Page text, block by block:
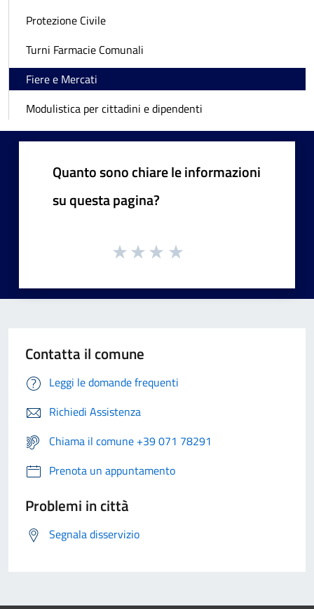
Protezione Civile
Turni Farmacie Comunali
Fiere e Mercati
Modulistica per cittadini e dipendenti
Quanto sono chiare le informazioni
su questa pagina?
Contatta il comune
Leggi le domande frequenti
Richiedi Assistenza
Chiama il comune +39 071 78291
Prenota un appuntamento
Problemi in città
Segnala disservizio